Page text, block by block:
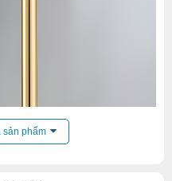
sản phẩm